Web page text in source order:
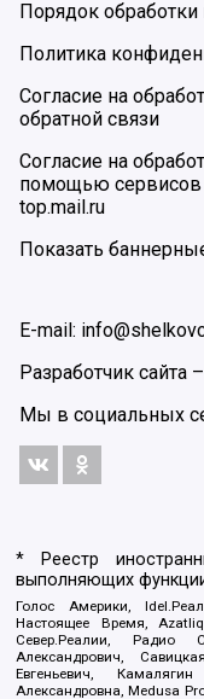
Порядок
Политика
Согласие на
обратной связи
Согласие на
помощью сервисов
top.mail.ru
Показать
E-mail:
Разработчик сайта –
Мы в социальных
* Реестр
выполняющих
Голос Америки,
Настоящее Время, Azatliq
Север.Реалии, Радио
Александрович,
Евгеньевич,
Александровна, Medusa